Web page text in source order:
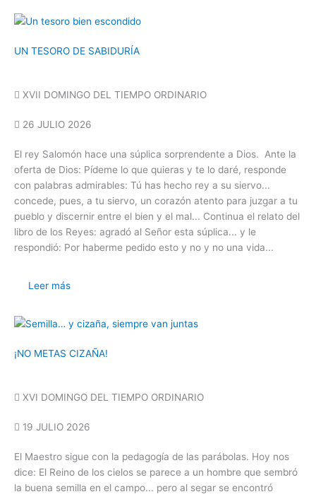
UN TESORO DE SABIDURÍA
XVII DOMINGO DEL TIEMPO ORDINARIO
26 JULIO 2026
El rey Salomón hace una súplica sorprendente a Dios. Ante la
oferta de Dios: Pídeme lo que quieras y te lo daré, responde
con palabras admirables: Tú has hecho rey a su siervo...
concede, pues, a tu siervo, un corazón atento para juzgar a tu
pueblo y discernir entre el bien y el mal... Continua el relato del
libro de los Reyes: agradó al Señor esta súplica... y le
respondió: Por haberme pedido esto y no y no una vida...
Leer más
¡NO METAS CIZAÑA!
XVI DOMINGO DEL TIEMPO ORDINARIO
19 JULIO 2026
El Maestro sigue con la pedagogía de las parábolas. Hoy nos
dice: El Reino de los cielos se parece a un hombre que sembró
la buena semilla en el campo... pero al segar se encontró